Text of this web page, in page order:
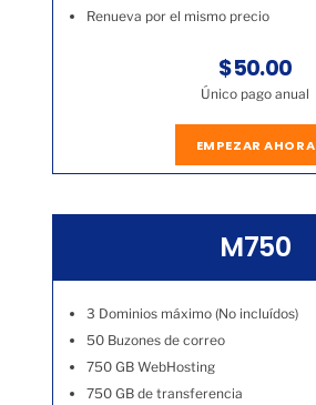
Renueva por el mismo precio
$50.00
Único pago anual
EMPEZAR AHORA
M750
3 Dominios máximo (No incluídos)
50 Buzones de correo
750 GB WebHosting
750 GB de transferencia